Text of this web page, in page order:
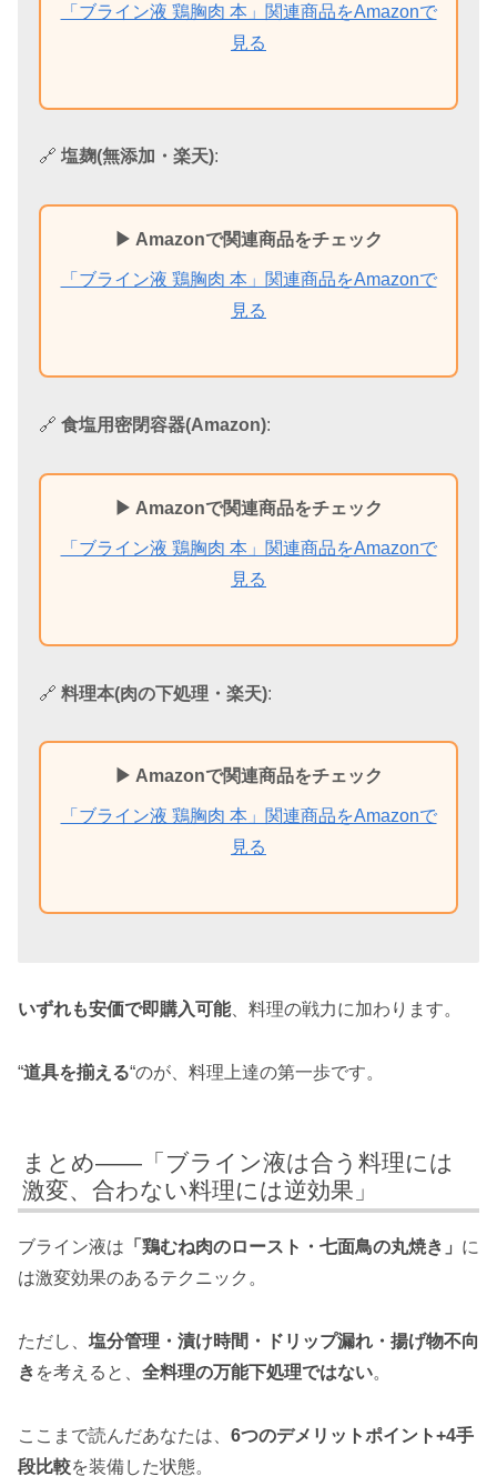
「ブライン液 鶏胸肉 本」関連商品をAmazonで
見る
🔗塩麹(無添加・楽天):
▶ Amazonで関連商品をチェック
「ブライン液 鶏胸肉 本」関連商品をAmazonで
見る
🔗食塩用密閉容器(Amazon):
▶ Amazonで関連商品をチェック
「ブライン液 鶏胸肉 本」関連商品をAmazonで
見る
🔗料理本(肉の下処理・楽天):
▶ Amazonで関連商品をチェック
「ブライン液 鶏胸肉 本」関連商品をAmazonで
見る
いずれも安価で即購入可能、料理の戦力に加わります。
“道具を揃える“のが、料理上達の第一歩です。
まとめ——「ブライン液は合う料理には
激変、合わない料理には逆効果」
ブライン液は 「鶏むね肉のロースト・七面鳥の丸焼き」 に
は激変効果のあるテクニック。
ただし、 塩分管理・漬け時間・ドリップ漏れ・揚げ物不向
き を考えると、 全料理の万能下処理ではない。
ここまで読んだあなたは、 6つのデメリットポイント+4手
段比較を装備した状態。